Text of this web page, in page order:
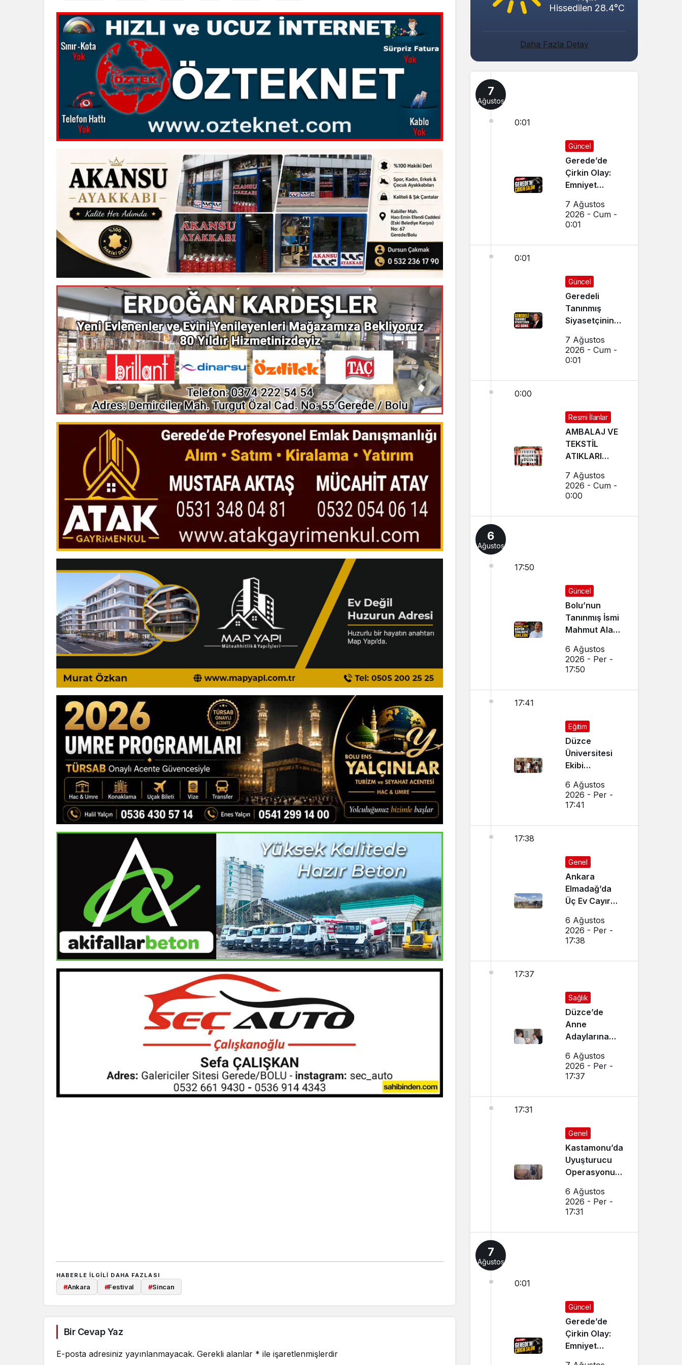
HABERLE ILGILI DAHA FAZLASI
#Ankara #Festival #Sincan
Bir Cevap Yaz
E-posta adresiniz yayınlanmayacak. Gerekli alanlar * ile işaretlenmişlerdir
Hissedilen 28.4°C
Daha Fazla Detay
7
Ağustos
0:01
Güncel
Gerede’de
Çirkin Olay:
Emniyet
Başlattı
7 Ağustos
2026 - Cum -
0:01
0:01
Güncel
Geredeli
Tanınmış
Siyasetçinin
7 Ağustos
2026 - Cum -
0:01
0:00
Resmi İlanlar
AMBALAJ VE
TEKSTİL
ATIKLARI
İHALELERİ
(GEREDE
7 Ağustos
2026 - Cum -
0:00
6
Ağustos
17:50
Güncel
Bolu’nun
Tanınmış İsmi
Mahmut Alan
Tehlikeyi
Önledi
6 Ağustos
2026 - Per -
17:50
17:41
Eğitim
Düzce
Üniversitesi
Ekibi
Ses Verdi
6 Ağustos
2026 - Per -
17:41
17:38
Genel
Ankara
Elmadağ’da
Üç Ev Cayır
6 Ağustos
2026 - Per -
17:38
17:37
Sağlık
Düzce’de
Anne
Adaylarına
Ziyaretleri
Yapılıyor
6 Ağustos
2026 - Per -
17:37
17:31
Genel
Kastamonu’da
Uyuşturucu
Operasyonu:
6 Ağustos
2026 - Per -
17:31
7
Ağustos
0:01
Güncel
Gerede’de
Çirkin Olay:
Emniyet